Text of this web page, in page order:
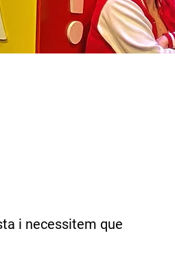
i necessitem que